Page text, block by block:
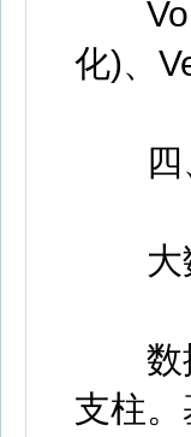
化)、
四、
大数
数据
支柱